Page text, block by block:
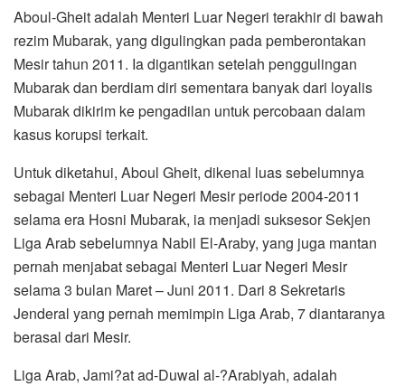
Aboul-Gheit adalah Menteri Luar Negeri terakhir di bawah
rezim Mubarak, yang digulingkan pada pemberontakan
Mesir tahun 2011. Ia digantikan setelah penggulingan
Mubarak dan berdiam diri sementara banyak dari loyalis
Mubarak dikirim ke pengadilan untuk percobaan dalam
kasus korupsi terkait.
Untuk diketahui, Aboul Gheit, dikenal luas sebelumnya
sebagai Menteri Luar Negeri Mesir periode 2004-2011
selama era Hosni Mubarak, ia menjadi suksesor Sekjen
Liga Arab sebelumnya Nabil El-Araby, yang juga mantan
pernah menjabat sebagai Menteri Luar Negeri Mesir
selama 3 bulan Maret – Juni 2011. Dari 8 Sekretaris
Jenderal yang pernah memimpin Liga Arab, 7 diantaranya
berasal dari Mesir.
Liga Arab, Jami?at ad-Duwal al-?Arabiyah, adalah